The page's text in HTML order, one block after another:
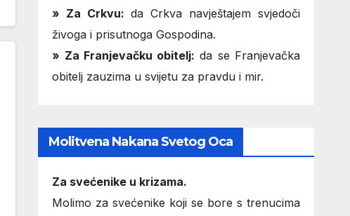
» Za Crkvu:da Crkva navještajem svjedoči
živoga i prisutnoga Gospodina.
» Za Franjevačku obitelj: da se Franjevačka
obitelj zauzima u svijetu za pravdu i mir.
Molitvena Nakana Svetog Oca
Za svećenike u krizama.
Molimo za svećenike koji se bore s trenucima